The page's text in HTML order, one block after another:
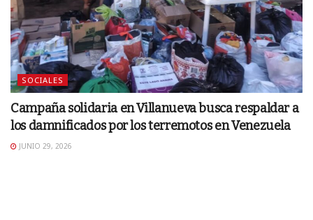
SOCIALES
Campaña solidaria en Villanueva busca respaldar a
los damnificados por los terremotos en Venezuela
JUNIO 29, 2026